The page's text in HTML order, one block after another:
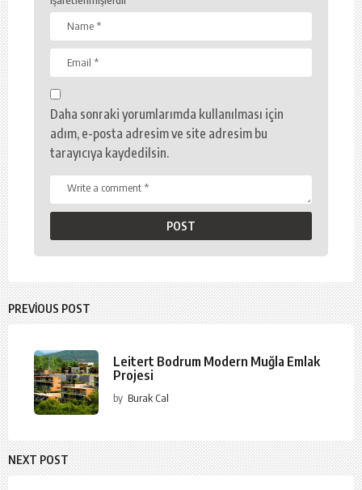
Daha sonraki yorumlarımda kullanılması için
adım, e-posta adresim ve site adresim bu
tarayıcıya kaydedilsin.
PREVIOUS POST
Leitert Bodrum Modern Muğla Emlak
Projesi
by Burak Cal
NEXT POST